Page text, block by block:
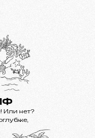
Или нет?